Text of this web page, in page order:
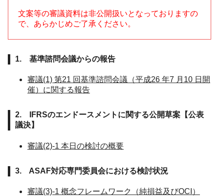
文案等の審議資料は非公開扱いとなっておりますの
で、あらかじめご了承ください。
1. 基準諮問会議からの報告
審議(1) 第21 回基準諮問会議（平成26 年7 月10 日開
催）に関する報告
2. IFRSのエンドースメントに関する公開草案【公表
議決】
審議(2)-1 本日の検討の概要
3. ASAF対応専門委員会における検討状況
審議(3)-1 概念フレームワーク（純損益及びOCI）